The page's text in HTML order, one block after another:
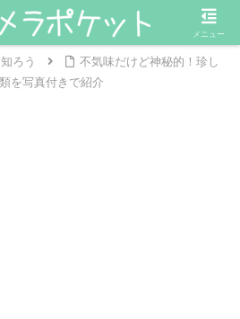
ろう
不気味だけど神秘的！珍し
を写真付きで紹介
メニュー